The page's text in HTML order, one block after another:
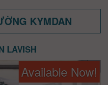
KYMDAN
LAVISH
Available Now!